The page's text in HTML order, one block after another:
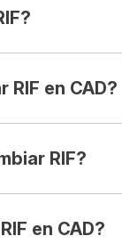
RIF en CAD?
RIF?
en CAD?